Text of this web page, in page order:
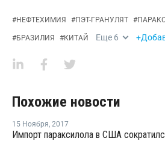
#НЕФТЕХИМИЯ #ПЭТ-ГРАНУЛЯТ #
#БРАЗИЛИЯ #КИТАЙ Еще 6
Похожие новости
15 Ноября, 2017
Импорт параксилола в США